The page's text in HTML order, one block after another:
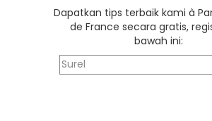
Dapatkan tips terbaik kami à
de France secara gratis,
bawah ini: